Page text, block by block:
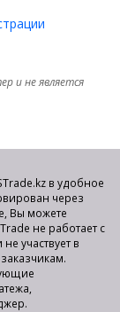
и не является
в удобное
через
Вы можете
не работает с
участвует в